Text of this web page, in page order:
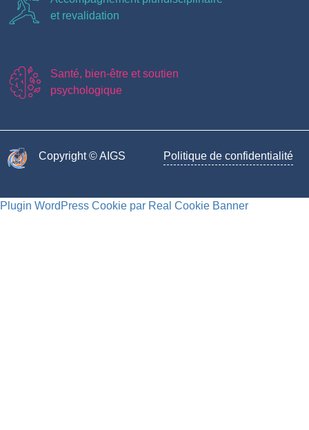
et revalidation
Santé, bien-être et soutien
psychologique
Copyright © AIGS​ Politique de confidentialité
Plugin WordPress Cookie par Real Cookie Banner